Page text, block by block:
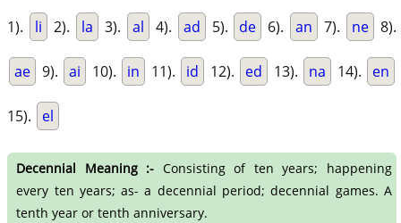
1). li 2). la 3). al 4). ad 5). de 6). an 7). ne 8).
ae 9). ai 10). in 11). id 12). ed 13). na 14). en
15). el
Decennial Meaning :- Consisting of ten years; happening
every ten years; as- a decennial period; decennial games. A
tenth year or tenth anniversary.